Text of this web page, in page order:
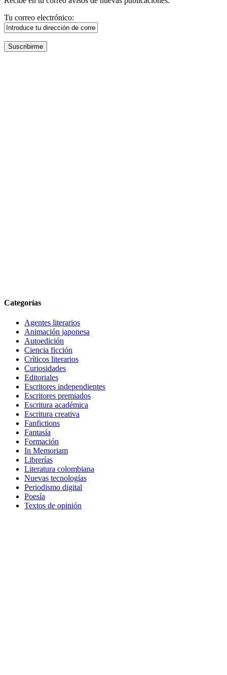
Tu correo electrónico:
Categorías
Agentes literarios
Animación japonesa
Autoedición
Ciencia ficción
Críticos literarios
Curiosidades
Editoriales
Escritores independientes
Escritores premiados
Escritura académica
Escritura creativa
Fanfictions
Fantasía
Formación
In Memoriam
Librerías
Literatura colombiana
Nuevas tecnologías
Periodismo digital
Poesía
Textos de opinión